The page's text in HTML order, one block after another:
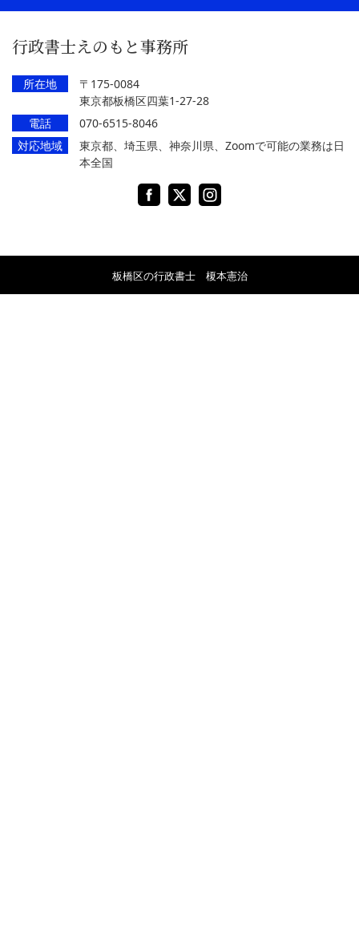
行政書士えのもと事務所
所在地
〒175-0084
東京都板橋区四葉1-27-28
電話
070-6515-8046
対応地域
東京都、埼玉県、神奈川県、Zoomで可能の業務は日
本全国
FacebookInstagram
板橋区の行政書士 榎本憲治